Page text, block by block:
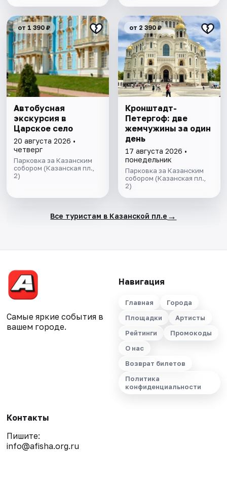
от 1 390 ₽
Автобусная
экскурсия в
Царское село
20 августа 2026 •
четверг
Парковка за Казанским
собором (Казанская пл.,
2)
от 2 390 ₽
​​​​​​​Кронштадт-
Петергоф: две
жемчужины за один
день
17 августа 2026 •
понедельник
Парковка за Казанским
собором (Казанская пл.,
2)
Все туристам в Казанской пл.е →
Самые яркие события в
вашем городе.
Навигация
Главная
Города
Площадки
Артисты
Рейтинги
Промокоды
О нас
Возврат билетов
Политика
конфиденциальности
Контакты
Пишите:
info@afisha.org.ru